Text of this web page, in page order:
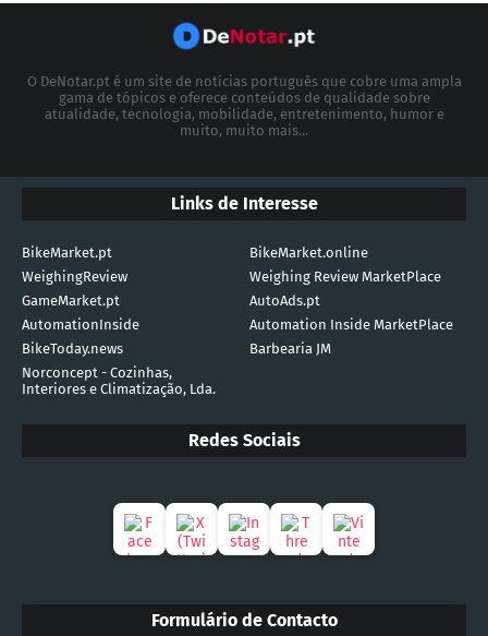
O DeNotar.pt é um site de notícias português que cobre uma ampla
gama de tópicos e oferece conteúdos de qualidade sobre
atualidade, tecnologia, mobilidade, entretenimento, humor e
muito, muito mais...
Links de Interesse
BikeMarket.pt
BikeMarket.online
WeighingReview
Weighing Review MarketPlace
GameMarket.pt
AutoAds.pt
AutomationInside
Automation Inside MarketPlace
BikeToday.news
Barbearia JM
Norconcept - Cozinhas,
Interiores e Climatização, Lda.
Redes Sociais
Formulário de Contacto